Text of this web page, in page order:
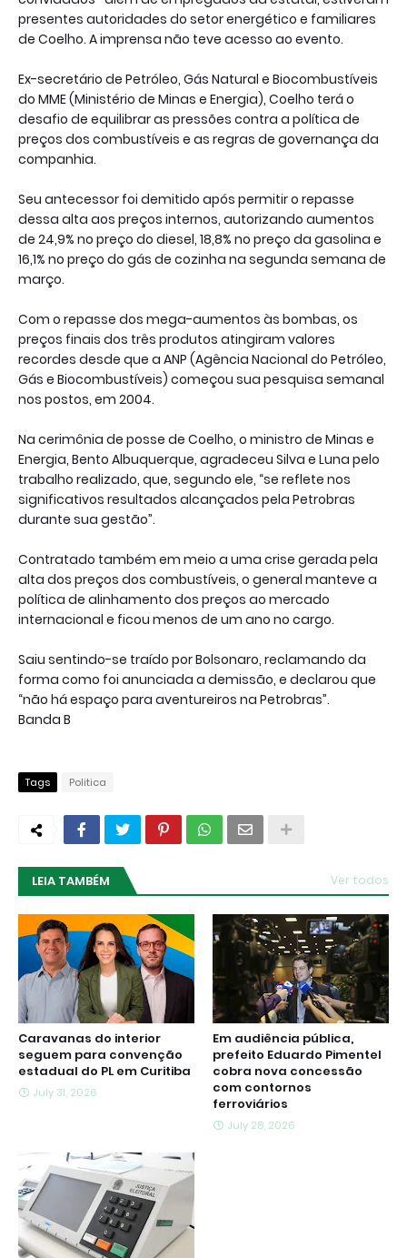
presentes autoridades do setor energético e familiares
de Coelho. A imprensa não teve acesso ao evento.
Ex-secretário de Petróleo, Gás Natural e Biocombustíveis
do MME (Ministério de Minas e Energia), Coelho terá o
desafio de equilibrar as pressões contra a política de
preços dos combustíveis e as regras de governança da
companhia.
Seu antecessor foi demitido após permitir o repasse
dessa alta aos preços internos, autorizando aumentos
de 24,9% no preço do diesel, 18,8% no preço da gasolina e
16,1% no preço do gás de cozinha na segunda semana de
março.
Com o repasse dos mega-aumentos às bombas, os
preços finais dos três produtos atingiram valores
recordes desde que a ANP (Agência Nacional do Petróleo,
Gás e Biocombustíveis) começou sua pesquisa semanal
nos postos, em 2004.
Na cerimônia de posse de Coelho, o ministro de Minas e
Energia, Bento Albuquerque, agradeceu Silva e Luna pelo
trabalho realizado, que, segundo ele, “se reflete nos
significativos resultados alcançados pela Petrobras
durante sua gestão”.
Contratado também em meio a uma crise gerada pela
alta dos preços dos combustíveis, o general manteve a
política de alinhamento dos preços ao mercado
internacional e ficou menos de um ano no cargo.
Saiu sentindo-se traído por Bolsonaro, reclamando da
forma como foi anunciada a demissão, e declarou que
“não há espaço para aventureiros na Petrobras”.
Banda B
Tags Politica
LEIA TAMBÉM Ver todos
Caravanas do interior
seguem para convenção
estadual do PL em Curitiba
July 31, 2026
Em audiência pública,
prefeito Eduardo Pimentel
cobra nova concessão
com contornos
ferroviários
July 28, 2026